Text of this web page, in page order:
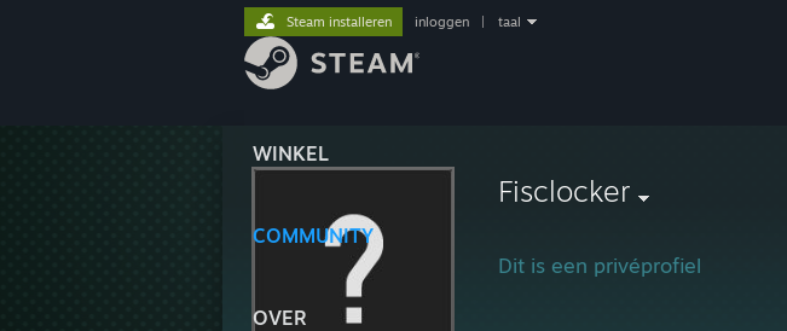
WINKEL
COMMUNITY
OVER
Steam installeren inloggen taal
Fisclocker
Dit is een privéprofiel